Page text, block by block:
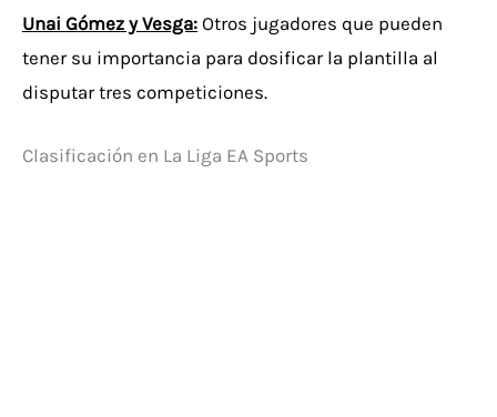
Unai Gómez y Vesga: Otros jugadores que pueden
tener su importancia para dosificar la plantilla al
disputar tres competiciones.
Clasificación en La Liga EA Sports